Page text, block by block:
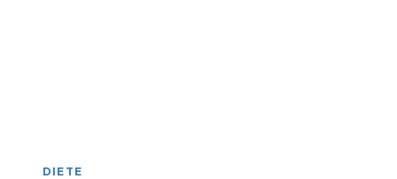
DIETE